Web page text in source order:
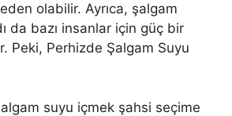
olabilir. Ayrıca, şalgam
da bazı insanlar için güç bir
Peki, Perhizde Şalgam Suyu
suyu içmek şahsi seçime